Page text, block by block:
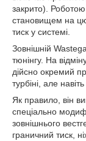
закрито).
становищем на
тиск у системі.
Зовнішній
тюнінгу. На
дійсно окремий
турбіні, але
Як правило, він
спеціально
зовнішнього
граничний тиск,